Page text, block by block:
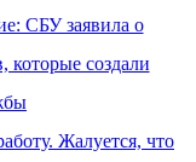
СБУ заявила о
которые создали
Жалуется, что